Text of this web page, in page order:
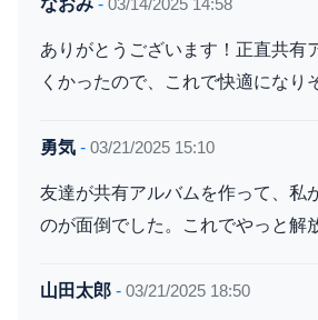
ありがとうございます！正直共有
くかったので、これで快適になり
勇気 - 03/21/2025 15:10
友達が共有アルバムを作って、私
のが面倒でした。これでやっと解
山田太郎 - 03/21/2025 18:50